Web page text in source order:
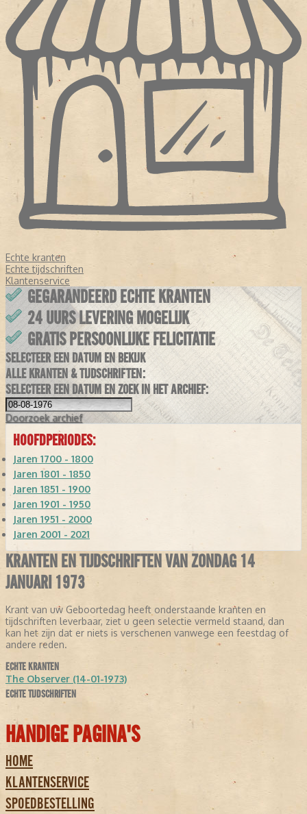
Echte kranten
Echte tijdschriften
Klantenservice
GEGARANDEERD ECHTE KRANTEN
24 UURS LEVERING MOGELIJK
GRATIS PERSOONLIJKE FELICITATIE
SELECTEER EEN DATUM EN BEKIJK
ALLE KRANTEN & TIJDSCHRIFTEN:
SELECTEER EEN DATUM EN ZOEK IN HET ARCHIEF:
Doorzoek archief
HOOFDPERIODES:
Jaren 1700 - 1800
Jaren 1801 - 1850
Jaren 1851 - 1900
Jaren 1901 - 1950
Jaren 1951 - 2000
Jaren 2001 - 2021
KRANTEN EN TIJDSCHRIFTEN VAN ZONDAG 14
JANUARI 1973
Krant van uw Geboortedag heeft onderstaande kranten en
tijdschriften leverbaar, ziet u geen selectie vermeld staand, dan
kan het zijn dat er niets is verschenen vanwege een feestdag of
andere reden.
ECHTE KRANTEN
The Observer (14-01-1973)
ECHTE TIJDSCHRIFTEN
HANDIGE PAGINA'S
HOME
KLANTENSERVICE
SPOEDBESTELLING